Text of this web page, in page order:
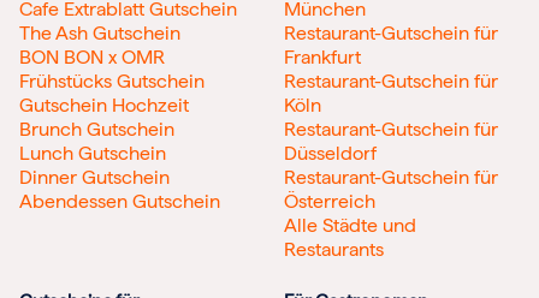
Cafe Extrablatt Gutschein
The Ash Gutschein
BON BON x OMR
Frühstücks Gutschein
Gutschein Hochzeit
Brunch Gutschein
Lunch Gutschein
Dinner Gutschein
Abendessen Gutschein
München
Restaurant-Gutschein für
Frankfurt
Restaurant-Gutschein für
Köln
Restaurant-Gutschein für
Düsseldorf
Restaurant-Gutschein für
Österreich
Alle Städte und
Restaurants